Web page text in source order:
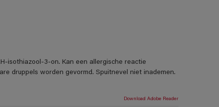
isothiazool-3-on. Kan een allergische reactie
druppels worden gevormd. Spuitnevel niet inademen.
Download Adobe Reader